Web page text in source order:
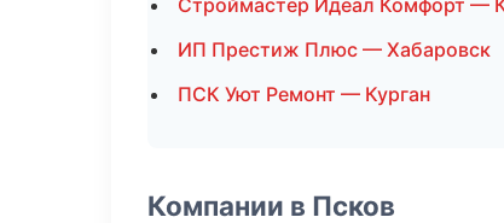
Строймастер Идеал Комфорт —
ИП Престиж Плюс — Хабаровск
ПСК Уют Ремонт — Курган
Компании в Псков